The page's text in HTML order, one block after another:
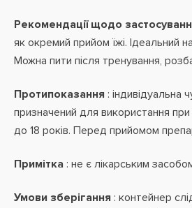
Рекомендації щодо
як окремий прийом їжі. Ідеальний
Можна пити після тренування,
Протипоказання : індивідуальна
призначений для використання при
до 18 років. Перед прийомом
Примітка : не є лікарським
Умови зберігання : контейнер